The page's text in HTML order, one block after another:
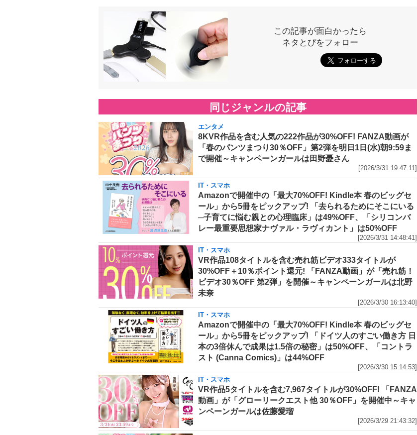
この記事が面白かったら
ネタとぴをフォロー
同じジャンルの記事
エンタメ
8KVR作品を含む人気の222作品が30%OFF! FANZA動画が
「春のパンツまつり30％OFF」第2弾を明日1日(水)朝9:59ま
で開催～キャンペーンガールは田野憂さん
[2026/3/31 19:47:11]
IT・スマホ
Amazonで開催中の「最大70%OFF! Kindle本 春のビッグセ
ール」から5冊をピックアップ! 「去られるためにそこにいる
─子育てに悩む親との心理臨床」は49%OFF、「シリコンバ
レー最重要思想家ナヴァル・ラヴィカント」は50%OFF
[2026/3/31 14:48:41]
IT・スマホ
VR作品108タイトルを含む売れ筋ビデオ333タイトルが
30%OFF＋10％ポイント還元! 「FANZA動画」が「売れ筋！
ビデオ30％OFF 第2弾」を開催～キャンペーンガールは北野
未奈
[2026/3/30 16:13:40]
IT・スマホ
Amazonで開催中の「最大70%OFF! Kindle本 春のビッグセ
ール」から5冊をピックアップ! 「ドイツ人のすごい働き方 日
本の3倍休んで成果は1.5倍の秘密」は50%OFF、「コントラ
スト (Canna Comics)」は44%OFF
[2026/3/30 15:14:53]
IT・スマホ
VR作品5タイトルを含む7,967タイトルが30%OFF! 「FANZA
動画」が「グローリークエスト他 30％OFF」を開催中～キャ
ンペーンガールは佐藤愛瑠
[2026/3/29 21:43:32]